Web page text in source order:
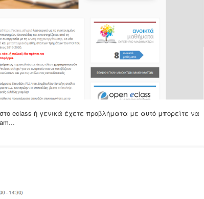
eclass ή γενικά έχετε προβλήματα με αυτό μπορείτε να